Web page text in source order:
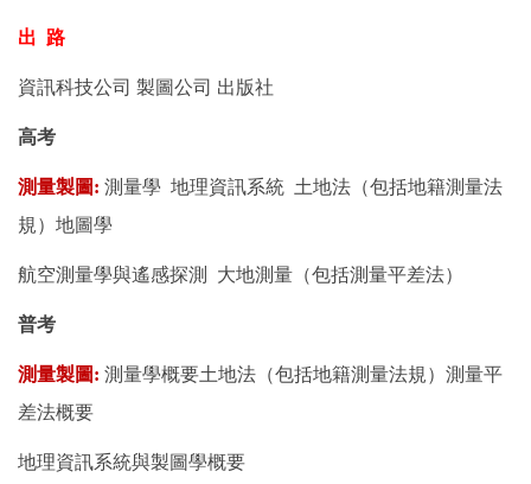
出 路
資訊科技公司 製圖公司 出版社
高考
測量製圖: 測量學 地理資訊系統 土地法（包括地籍測量法
規）地圖學
航空測量學與遙感探測 大地測量（包括測量平差法）
普考
測量製圖: 測量學概要土地法（包括地籍測量法規）測量平
差法概要
地理資訊系統與製圖學概要